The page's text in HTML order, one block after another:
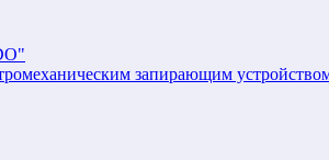
запирающим